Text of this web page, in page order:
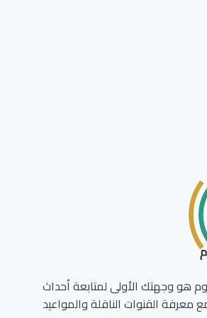
الأولى لمتابعة أحداث
القنوات الناقلة والمواعيد